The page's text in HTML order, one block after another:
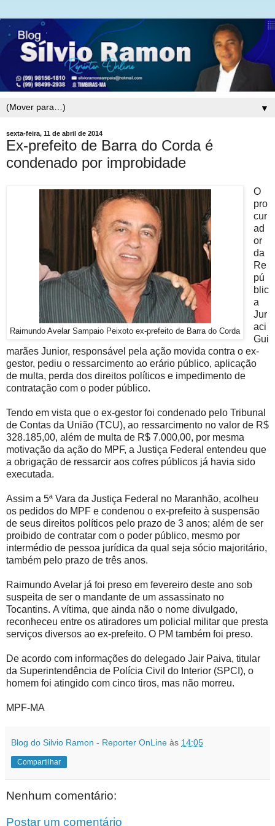
▼
sexta-feira, 11 de abril de 2014
Ex-prefeito de Barra do Corda é
condenado por improbidade
Raimundo Avelar Sampaio Peixoto ex-prefeito de Barra do Corda
O
pro
cur
ad
or
da
Re
pú
blic
a
Jur
aci
Gui
marães Junior, responsável pela ação movida contra o ex-
gestor, pediu o ressarcimento ao erário público, aplicação
de multa, perda dos direitos políticos e impedimento de
contratação com o poder público.
Tendo em vista que o ex-gestor foi condenado pelo Tribunal
de Contas da União (TCU), ao ressarcimento no valor de R$
328.185,00, além de multa de R$ 7.000,00, por mesma
motivação da ação do MPF, a Justiça Federal entendeu que
a obrigação de ressarcir aos cofres públicos já havia sido
executada.
Assim a 5ª Vara da Justiça Federal no Maranhão, acolheu
os pedidos do MPF e condenou o ex-prefeito à suspensão
de seus direitos políticos pelo prazo de 3 anos; além de ser
proibido de contratar com o poder público, mesmo por
intermédio de pessoa jurídica da qual seja sócio majoritário,
também pelo prazo de três anos.
Raimundo Avelar já foi preso em fevereiro deste ano sob
suspeita de ser o mandante de um assassinato no
Tocantins. A vítima, que ainda não o nome divulgado,
reconheceu entre os atiradores um policial militar que presta
serviços diversos ao ex-prefeito. O PM também foi preso.
De acordo com informações do delegado Jair Paiva, titular
da Superintendência de Polícia Civil do Interior (SPCI), o
homem foi atingido com cinco tiros, mas não morreu.
MPF-MA
Blog do Silvio Ramon - Reporter OnLine às 14:05
Compartilhar
Nenhum comentário:
Postar um comentário